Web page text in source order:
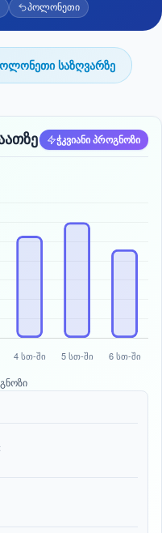
პოლონეთი
საზღვარზე
ჭკვიანი პროგნოზი